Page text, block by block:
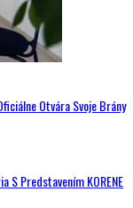
Otvára Svoje Brány
S Predstavením KORENE